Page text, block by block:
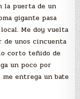
la puerta de un
gigante pasa
Me doy vuelta
de unos cincuenta
corto teñido de
un poco por
entrega un bate